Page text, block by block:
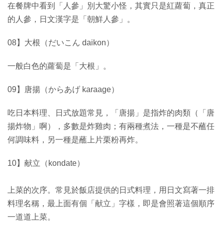
在餐牌中看到「人參」別大驚小怪，其實只是紅蘿蔔，真正
的人參，日文漢字是「朝鮮人參」。
08】大根（だいこん daikon）
一般白色的蘿蔔是「大根」。
09】唐揚（からあげ karaage）
吃日本料理、日式放題常見，「唐揚」是指炸的肉類（「唐
揚炸物」啊），多數是炸雞肉；有兩種煮法，一種是不蘸任
何調味料，另一種是蘸上片栗粉再炸。
10】献立（kondate）
上菜的次序。常見於飯店提供的日式料理，用日文寫著一排
料理名稱，最上面有個「献立」字樣，即是會照著這個順序
一道道上菜。